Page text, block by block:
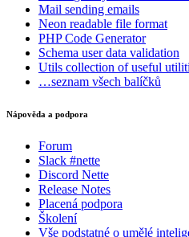
Mail sending emails
Neon readable file format
PHP Code Generator
Schema user data validation
Utils collection of useful
…seznam všech balíčků
Nápověda a podpora
Forum
Slack #nette
Discord Nette
Release Notes
Placená podpora
Školení
Vše podstatné o umělé